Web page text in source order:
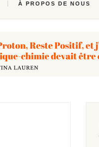
À PROPOS DE NOUS